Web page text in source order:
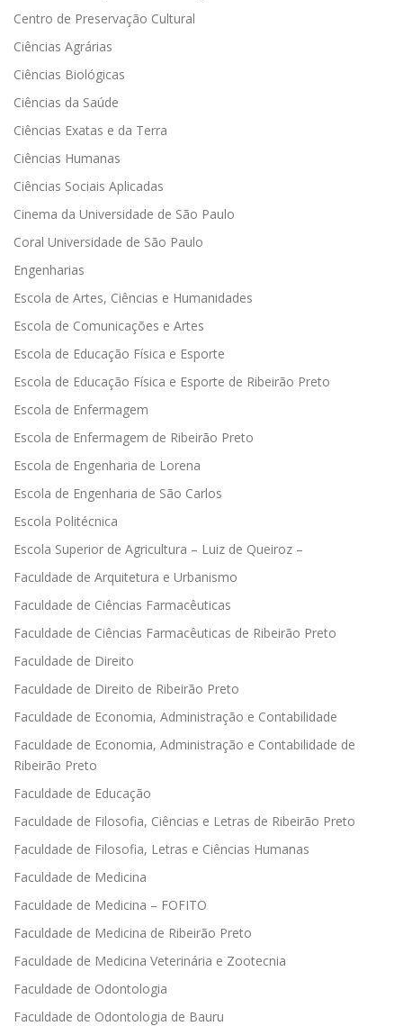
Centro de Preservação Cultural
Ciências Agrárias
Ciências Biológicas
Ciências da Saúde
Ciências Exatas e da Terra
Ciências Humanas
Ciências Sociais Aplicadas
Cinema da Universidade de São Paulo
Coral Universidade de São Paulo
Engenharias
Escola de Artes, Ciências e Humanidades
Escola de Comunicações e Artes
Escola de Educação Física e Esporte
Escola de Educação Física e Esporte de Ribeirão Preto
Escola de Enfermagem
Escola de Enfermagem de Ribeirão Preto
Escola de Engenharia de Lorena
Escola de Engenharia de São Carlos
Escola Politécnica
Escola Superior de Agricultura – Luiz de Queiroz –
Faculdade de Arquitetura e Urbanismo
Faculdade de Ciências Farmacêuticas
Faculdade de Ciências Farmacêuticas de Ribeirão Preto
Faculdade de Direito
Faculdade de Direito de Ribeirão Preto
Faculdade de Economia, Administração e Contabilidade
Faculdade de Economia, Administração e Contabilidade de
Ribeirão Preto
Faculdade de Educação
Faculdade de Filosofia, Ciências e Letras de Ribeirão Preto
Faculdade de Filosofia, Letras e Ciências Humanas
Faculdade de Medicina
Faculdade de Medicina – FOFITO
Faculdade de Medicina de Ribeirão Preto
Faculdade de Medicina Veterinária e Zootecnia
Faculdade de Odontologia
Faculdade de Odontologia de Bauru